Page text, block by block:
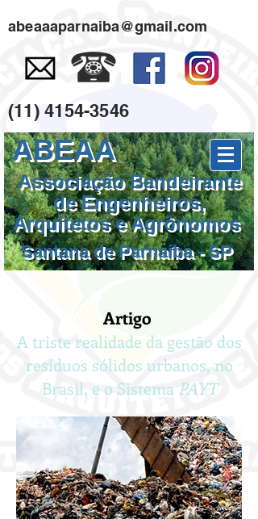
abeaaaparnaiba@gmail.com
(11) 4154-3546
ABEAA
Associação Bandeirante
de Engenheiros,
Arquitetos e Agrônomos
Santana de Parnaíba - SP
Artigo
A triste realidade da gestão dos
resíduos sólidos urbanos, no
Brasil, e o Sistema PAYT